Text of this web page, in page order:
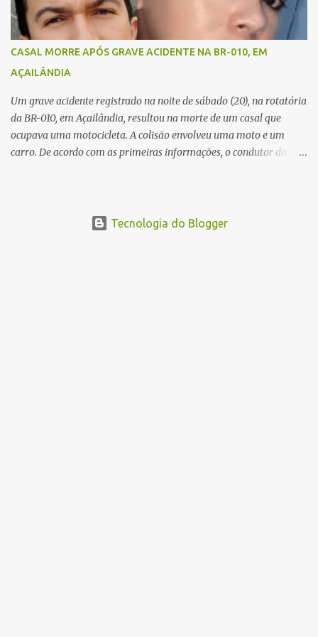
Equipes de socorro foram acionadas, mas nada puderam fazer
além de constatar os óbitos. A Polícia Rodoviária Federal (PRF)
esteve no local para controlar o tráfego e coletar informações que
CASAL MORRE APÓS GRAVE ACIDENTE NA BR-010, EM
AÇAILÂNDIA
Um grave acidente registrado na noite de sábado (20), na rotatória
da BR-010, em Açailândia, resultou na morte de um casal que
ocupava uma motocicleta. A colisão envolveu uma moto e um
carro. De acordo com as primeiras informações, o condutor da
não resistiu aos ferimentos e veio a óbito. Uma das vítimas foi
Tecnologia do Blogger